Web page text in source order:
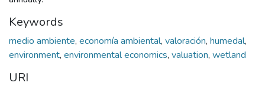
Keywords
medio ambiente, economía ambiental, valoración, humedal,
environment, environmental economics, valuation, wetland
URI